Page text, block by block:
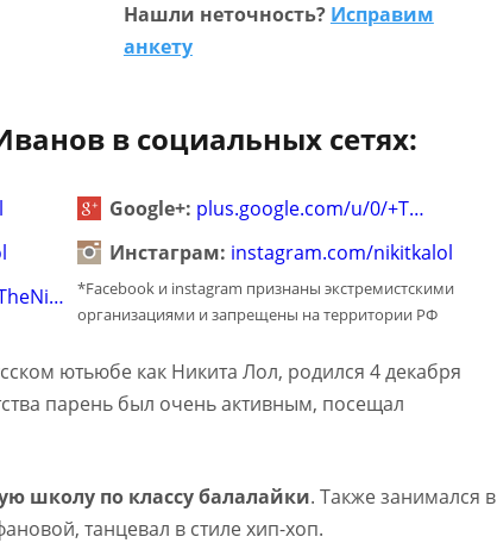
Нашли неточность? Исправим
анкету
в социальных сетях:
Google+: plus.google.com/u/0/+T…
Инстаграм: instagram.com/nikitkalol
*Facebook и instagram признаны экстремистскими
организациями и запрещены на территории РФ
ютьюбе как Никита Лол, родился 4 декабря
парень был очень активным, посещал
школу по классу балалайки. Также занимался в
танцевал в стиле хип-хоп.